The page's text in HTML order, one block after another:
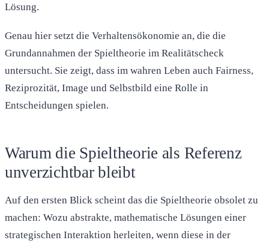
Lösung.
Genau hier setzt die Verhaltensökonomie an, die die
Grundannahmen der Spieltheorie im Realitätscheck
untersucht. Sie zeigt, dass im wahren Leben auch Fairness,
Reziprozität, Image und Selbstbild eine Rolle in
Entscheidungen spielen.
Warum die Spieltheorie als Referenz
unverzichtbar bleibt
Auf den ersten Blick scheint das die Spieltheorie obsolet zu
machen: Wozu abstrakte, mathematische Lösungen einer
strategischen Interaktion herleiten, wenn diese in der